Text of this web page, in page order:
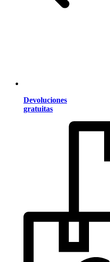
Devoluciones
gratuitas